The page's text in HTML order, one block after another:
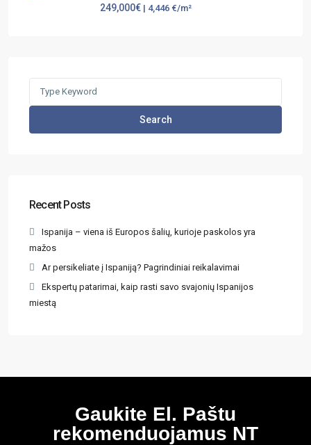
249,000€ | 4,446 €/m²
Search
Recent Posts
Ispanija – viena iš Europos šalių, kurioje paskolos yra
mažos
Ar persikeliate į Ispaniją? Pagrindiniai reikalavimai
Ekspertų patarimai, kaip rasti savo svajonių Ispanijos
miestą
Gaukite El. Paštu
rekomenduojamus NT